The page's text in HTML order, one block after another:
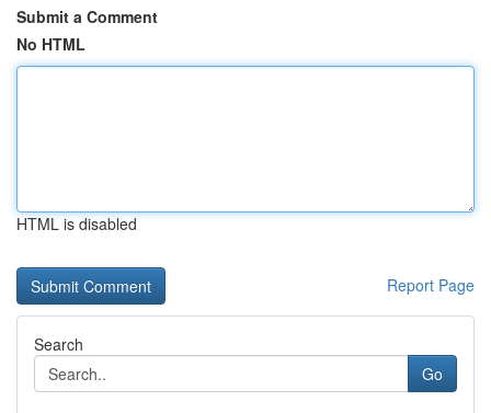
Submit a Comment
No HTML
HTML is disabled
Report Page
Search
Go